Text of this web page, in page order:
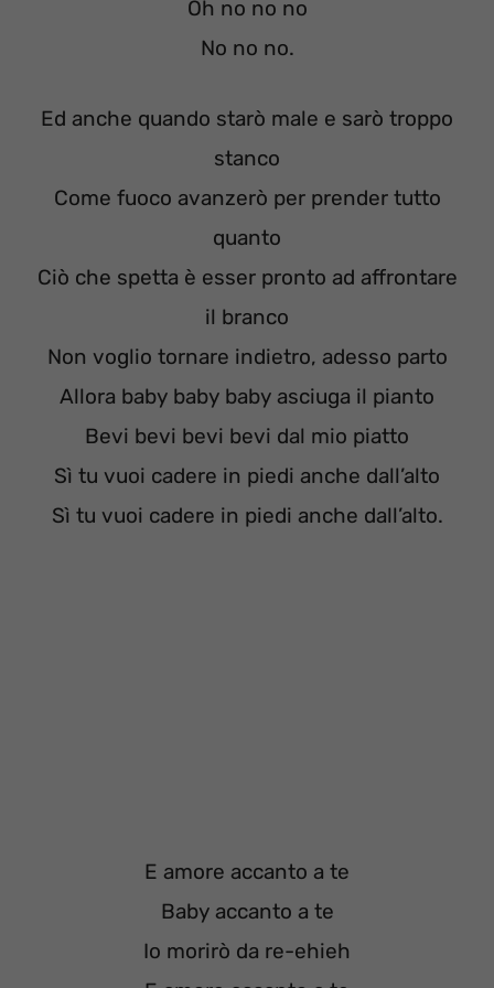
Oh no no no
No no no.
Ed anche quando starò male e sarò troppo
stanco
Come fuoco avanzerò per prender tutto
quanto
Ciò che spetta è esser pronto ad affrontare
il branco
Non voglio tornare indietro, adesso parto
Allora baby baby baby asciuga il pianto
Bevi bevi bevi bevi dal mio piatto
Sì tu vuoi cadere in piedi anche dall’alto
Sì tu vuoi cadere in piedi anche dall’alto.
E amore accanto a te
Baby accanto a te
Io morirò da re-ehieh